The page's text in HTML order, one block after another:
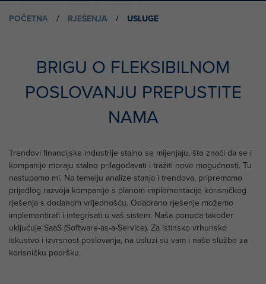
POČETNA / RJEŠENJA / USLUGE
BRIGU O FLEKSIBILNOM
POSLOVANJU PREPUSTITE
NAMA
Trendovi financijske industrije stalno se mijenjaju, što znači da se i
kompanije moraju stalno prilagođavati i tražiti nove mogućnosti. Tu
nastupamo mi. Na temelju analize stanja i trendova, pripremamo
prijedlog razvoja kompanije s planom implementacije korisničkog
rješenja s dodanom vrijednošću. Odabrano rješenje možemo
implementirati i integrisati u vaš sistem. Naša ponuda također
uključuje SaaS (Software-as-a-Service). Za istinsko vrhunsko
iskustvo i izvrsnost poslovanja, na usluzi su vam i naše službe za
korisničku podršku.